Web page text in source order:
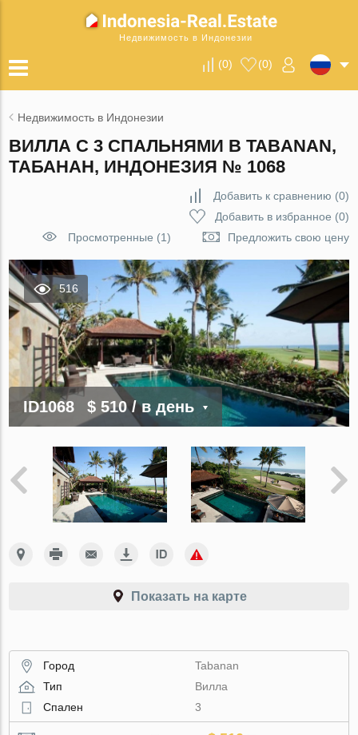
Недвижимость в Индонезии
(0) (0)
Недвижимость в Индонезии
ВИЛЛА С 3 СПАЛЬНЯМИ В TABANAN,
ТАБАНАН, ИНДОНЕЗИЯ № 1068
Добавить к сравнению (0)
Добавить в избранное (0)
Просмотренные (1)
Предложить свою цену
516
ID1068 $ 510/ в день
Показать на карте
Город
Tabanan
Тип
Вилла
Спален
3